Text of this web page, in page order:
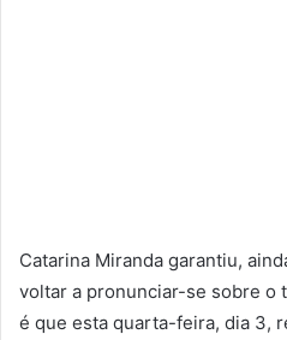
Catarina Miranda garantiu,
voltar a pronunciar-se sobre o
é que esta quarta-feira, dia 3,